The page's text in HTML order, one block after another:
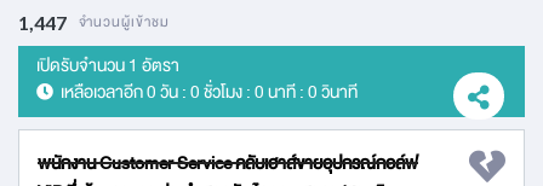
1,447 จำนวนผู้เข้าชม
เปิดรับจำนวน 1 อัตรา
เหลือเวลาอีก0 วัน : 0 ชั่วโมง : 0 นาที : 0 วินาที
พนักงาน Customer Service คลับเฮาส์ขายอุปกรณ์กอล์ฟ